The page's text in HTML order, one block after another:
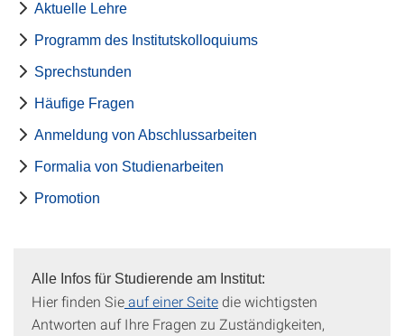
Aktuelle Lehre
Programm des Institutskolloquiums
Sprechstunden
Häufige Fragen
Anmeldung von Abschlussarbeiten
Formalia von Studienarbeiten
Promotion
Alle Infos für Studierende am Institut:
Hier finden Sieauf einer Seite die wichtigsten
Antworten auf Ihre Fragen zu Zuständigkeiten,